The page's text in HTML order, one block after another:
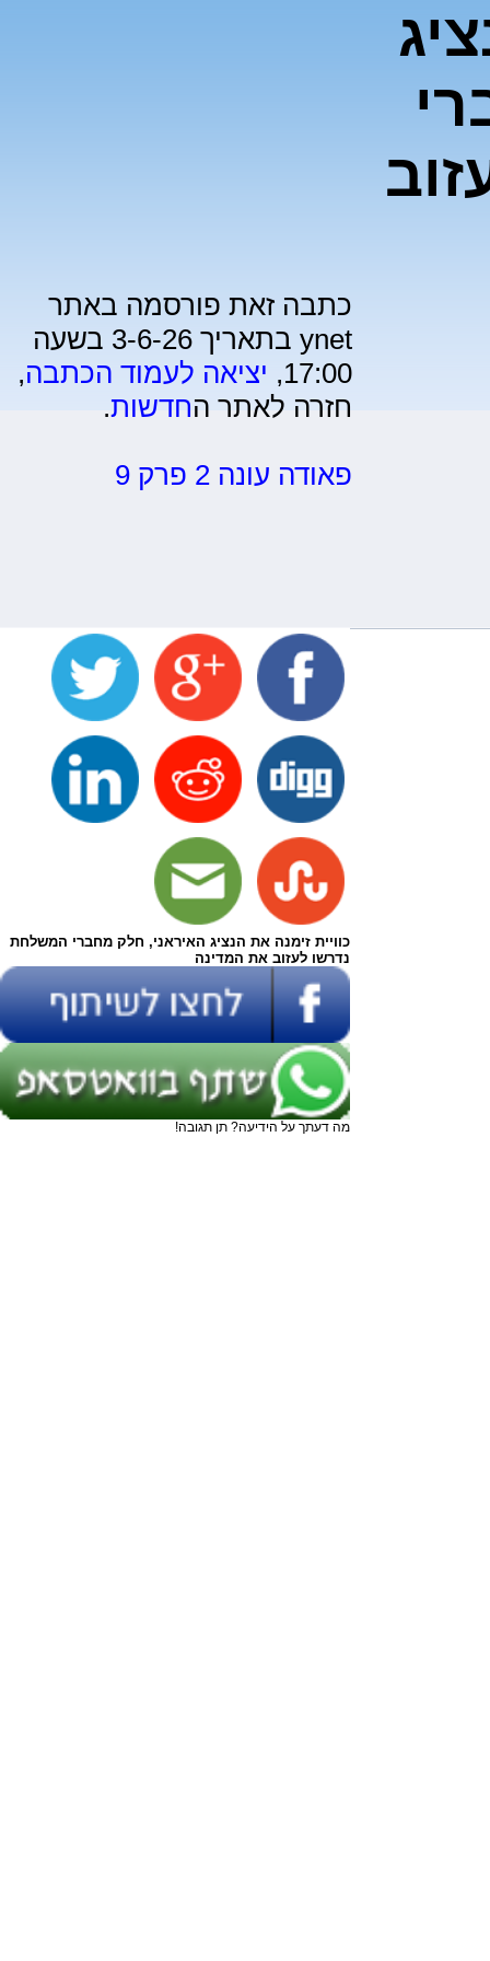
כתבה זאת פורסמה באתר
ynet בתאריך 3-6-26 בשעה
17:00, יציאה לעמוד הכתבה,
חזרה לאתר החדשות.
פאודה עונה 2 פרק 9
כוויית זימנה את הנציג האיראני, חלק מחברי המשלחת
נדרשו לעזוב את המדינה
מה דעתך על הידיעה? תן תגובה!